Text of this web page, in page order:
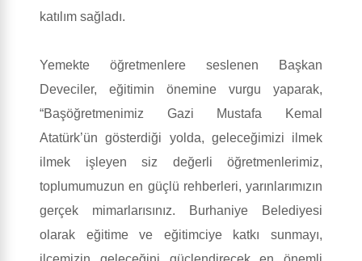
katılım sağladı.
Yemekte öğretmenlere seslenen Başkan
Deveciler, eğitimin önemine vurgu yaparak,
“Başöğretmenimiz Gazi Mustafa Kemal
Atatürk’ün gösterdiği yolda, geleceğimizi ilmek
ilmek işleyen siz değerli öğretmenlerimiz,
toplumumuzun en güçlü rehberleri, yarınlarımızın
gerçek mimarlarısınız. Burhaniye Belediyesi
olarak eğitime ve eğitimciye katkı sunmayı,